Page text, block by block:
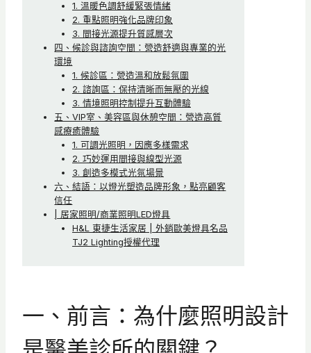
1. 溫暖色調舒緩緊張情緒
2. 重點照明強化品牌印象
3. 間接光源提升質感層次
四、候診與諮詢空間：營造舒適與專業的光
環境
1. 候診區：營造溫和放鬆氛圍
2. 諮詢區：保持清晰而無壓的光線
3. 情境照明控制提升互動體驗
五、VIP室、美容區與休憩空間：營造高質
感療癒體驗
1. 可調光照明，因應多樣需求
2. 巧妙運用間接與線型光源
3. 創造多模式光氛場景
六、結語：以燈光塑造品牌形象，點亮顧客
信任
| 居家照明/商業照明LED燈具
H&L 東捷生活家居 | 外銷歐美燈具名品
TJ2 Lighting授權代理
一、前言：為什麼照明設計